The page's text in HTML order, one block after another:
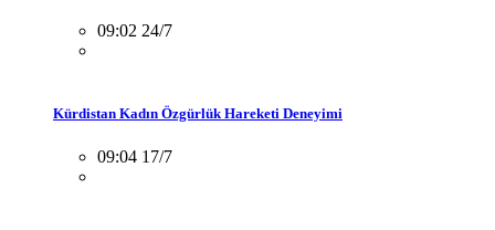
09:02 24/7
Kürdistan Kadın Özgürlük Hareketi Deneyimi
09:04 17/7